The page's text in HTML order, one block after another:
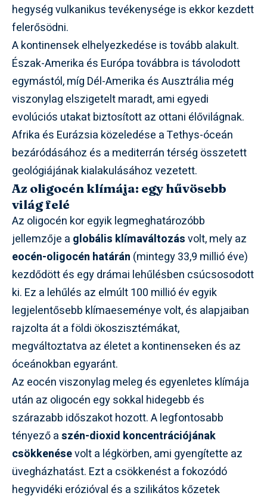
hegység vulkanikus tevékenysége is ekkor kezdett
felerősödni.
A kontinensek elhelyezkedése is tovább alakult.
Észak-Amerika és Európa továbbra is távolodott
egymástól, míg Dél-Amerika és Ausztrália még
viszonylag elszigetelt maradt, ami egyedi
evolúciós utakat biztosított az ottani élővilágnak.
Afrika és Eurázsia közeledése a Tethys-óceán
bezáródásához és a mediterrán térség összetett
geológiájának kialakulásához vezetett.
Az oligocén klímája: egy hűvösebb
világ felé
Az oligocén kor egyik legmeghatározóbb
jellemzője a globális klímaváltozásvolt, mely az
eocén-oligocén határán (mintegy 33,9 millió éve)
kezdődött és egy drámai lehűlésben csúcsosodott
ki. Ez a lehűlés az elmúlt 100 millió év egyik
legjelentősebb klímaeseménye volt, és alapjaiban
rajzolta át a földi ökoszisztémákat,
megváltoztatva az életet a kontinenseken és az
óceánokban egyaránt.
Az eocén viszonylag meleg és egyenletes klímája
után az oligocén egy sokkal hidegebb és
szárazabb időszakot hozott. A legfontosabb
tényező aszén-dioxid koncentrációjának
csökkenésevolt a légkörben, ami gyengítette az
üvegházhatást. Ezt a csökkenést a fokozódó
hegyvidéki erózióval és a szilikátos kőzetek